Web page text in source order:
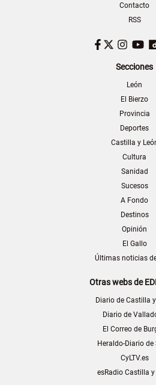
Contacto
RSS
Facebook
Twitter
Secciones
León
El Bierzo
Provincia
Deportes
Castilla y
Cultura
Sanidad
Sucesos
A Fondo
Destinos
Opinión
El Gallo
Últimas noticias
Otras webs de
Diario de Castilla
Diario de
El Correo de
Heraldo-Diario de
CyLTV.es
esRadio Castilla y